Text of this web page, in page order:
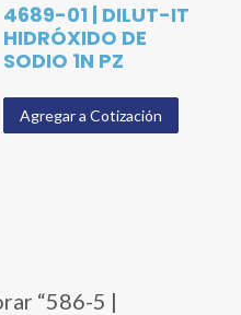
4689-01 | DILUT-IT
HIDRÓXIDO DE
SODIO 1N PZ
Agregar a Cotización
“586-5 |